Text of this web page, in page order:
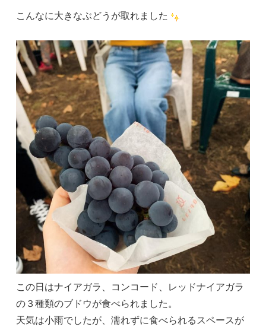
こんなに大きなぶどうが取れました
この日はナイアガラ、コンコード、レッドナイアガラ
の３種類のブドウが食べられました。
天気は小雨でしたが、濡れずに食べられるスペースが